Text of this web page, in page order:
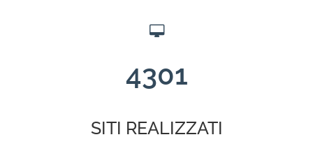
4301
SITI REALIZZATI